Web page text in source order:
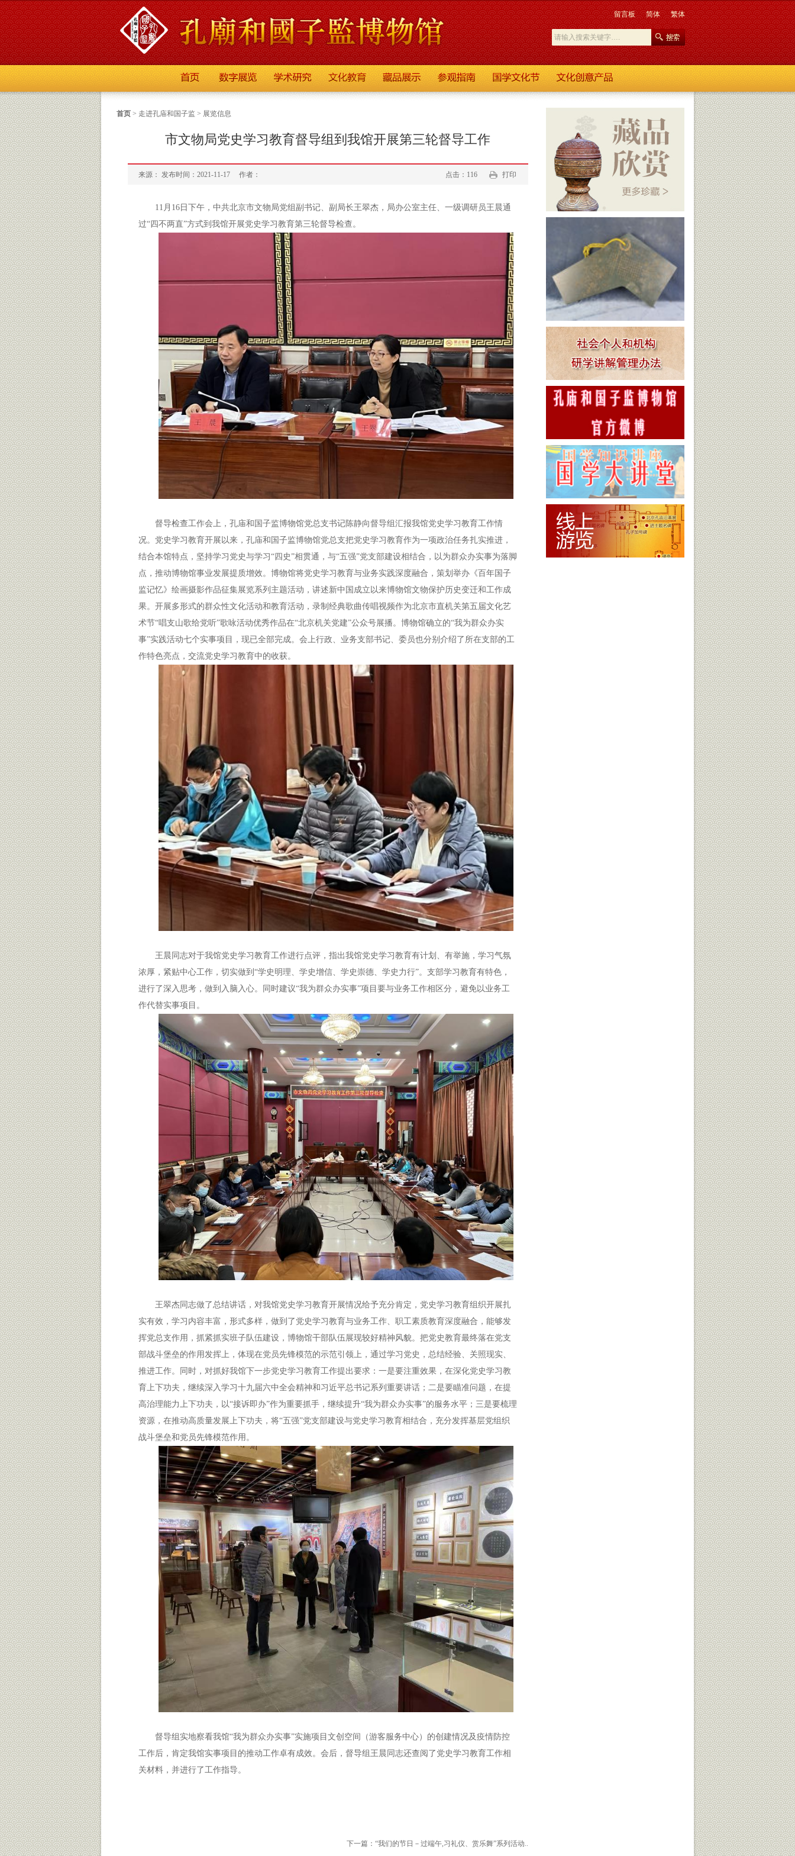
留言板 简体 繁体
首页 > 走进孔庙和国子监 > 展览信息
市文物局党史学习教育督导组到我馆开展第三轮督导工作
来源： 发布时间：2021-11-17 作者： 打印
点击：116
11月16日下午，中共北京市文物局党组副书记、副局长王翠杰，局办公室主任、一级调研员王晨通
过“四不两直”方式到我馆开展党史学习教育第三轮督导检查。
督导检查工作会上，孔庙和国子监博物馆党总支书记陈静向督导组汇报我馆党史学习教育工作情
况。党史学习教育开展以来，孔庙和国子监博物馆党总支把党史学习教育作为一项政治任务扎实推进，
结合本馆特点，坚持学习党史与学习“四史”相贯通，与“五强”党支部建设相结合，以为群众办实事为落脚
点，推动博物馆事业发展提质增效。博物馆将党史学习教育与业务实践深度融合，策划举办《百年国子
监记忆》绘画摄影作品征集展览系列主题活动，讲述新中国成立以来博物馆文物保护历史变迁和工作成
果。开展多形式的群众性文化活动和教育活动，录制经典歌曲传唱视频作为北京市直机关第五届文化艺
术节“唱支山歌给党听”歌咏活动优秀作品在“北京机关党建”公众号展播。博物馆确立的“我为群众办实
事”实践活动七个实事项目，现已全部完成。会上行政、业务支部书记、委员也分别介绍了所在支部的工
作特色亮点，交流党史学习教育中的收获。
王晨同志对于我馆党史学习教育工作进行点评，指出我馆党史学习教育有计划、有举施，学习气氛
浓厚，紧贴中心工作，切实做到“学史明理、学史增信、学史崇德、学史力行”。支部学习教育有特色，
进行了深入思考，做到入脑入心。同时建议“我为群众办实事”项目要与业务工作相区分，避免以业务工
作代替实事项目。
王翠杰同志做了总结讲话，对我馆党史学习教育开展情况给予充分肯定，党史学习教育组织开展扎
实有效，学习内容丰富，形式多样，做到了党史学习教育与业务工作、职工素质教育深度融合，能够发
挥党总支作用，抓紧抓实班子队伍建设，博物馆干部队伍展现较好精神风貌。把党史教育最终落在党支
部战斗堡垒的作用发挥上，体现在党员先锋模范的示范引领上，通过学习党史，总结经验、关照现实、
推进工作。同时，对抓好我馆下一步党史学习教育工作提出要求：一是要注重效果，在深化党史学习教
育上下功夫，继续深入学习十九届六中全会精神和习近平总书记系列重要讲话；二是要瞄准问题，在提
高治理能力上下功夫，以“接诉即办”作为重要抓手，继续提升“我为群众办实事”的服务水平；三是要梳理
资源，在推动高质量发展上下功夫，将“五强”党支部建设与党史学习教育相结合，充分发挥基层党组织
战斗堡垒和党员先锋模范作用。
督导组实地察看我馆“我为群众办实事”实施项目文创空间（游客服务中心）的创建情况及疫情防控
工作后，肯定我馆实事项目的推动工作卓有成效。会后，督导组王晨同志还查阅了党史学习教育工作相
关材料，并进行了工作指导。
下一篇：“我们的节日－过端午,习礼仪、赏乐舞”系列活动..